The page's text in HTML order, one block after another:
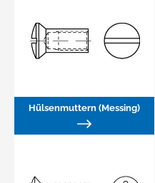
Hülsenmuttern (Messing)